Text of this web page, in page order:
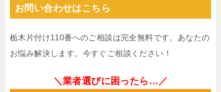
お問い合わせはこちら
栃木片付け110番へのご相談は完全無料です。あなたの
お悩み解決します。今すぐご相談ください！
＼業者選びに困ったら…／